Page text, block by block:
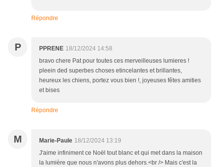
Répondre
P PPRENE 18/12/2024 14:58
bravo chere Pat pour toutes ces merveilleuses lumieres !
pleein ded superbes choses etincelantes et brillantes,
heureux les chiens, portez vous bien !, joyeuses fêtes amities
et bises
Répondre
M Marie-Paule 18/12/2024 13:19
J'aime infiniment ce Noël tout blanc et qui met dans la maison
la lumière que nous n'avons plus dehors.<br /> Mais c'est la